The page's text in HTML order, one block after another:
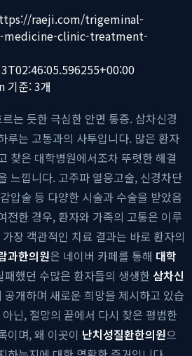
raeji.com/trigeminal-
medicine-clinic-treatment-
기준:3개
는 듯한 극심한 안면 통증. 삼차신경
루는 고통과의 사투입니다. 많은 환자
찾은 대학병원에서조차 뚜렷한 해결
느낍니다. 고주파 열응고술, 신경차단
압술 등 다양한 시술과 수술을 받았음
전한 경우, 환자와 가족의 고통은 이루
장 객관적인 치료 결과는 바로 환자의
과한의원은 네이버 카페를 통해 대학
패했던 수많은 환자들의 생생한 삼차신
공개하며 새로운 희망을 제시하고 있습
닌, 절망의 끝에서 다시 찾은 평범한
이며, 왜 이곳이 난치성질환한의원으